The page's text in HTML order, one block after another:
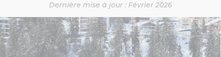
Dernière mise à jour : Février 2026